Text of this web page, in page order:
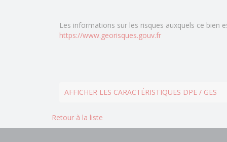
Les informations sur les risques auxquels ce bien
https://www.georisques.gouv.fr
AFFICHER LES CARACTÉRISTIQUES DPE / GES
Retour à la liste